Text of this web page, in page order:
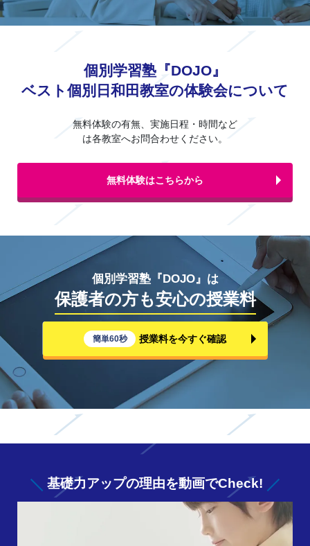
個別学習塾『DOJO』
ベスト個別日和田教室の体験会について
無料体験の有無、実施日程・時間など
は各教室へお問合わせください。
無料体験はこちらから
個別学習塾『DOJO』は
保護者の方も安心の授業料
簡単60秒 授業料を今すぐ確認
基礎力アップの理由を動画でCheck!